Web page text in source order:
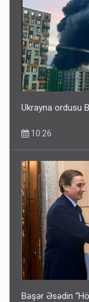
Ukrayna ordusu
10:26
Bəşər Əsədin